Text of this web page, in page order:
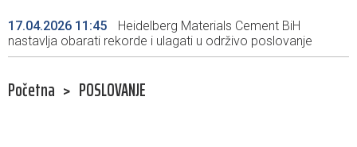
17.04.2026 11:45
Heidelberg Materials Cement BiH
nastavlja obarati rekorde i ulagati u održivo poslovanje
Početna > POSLOVANJE